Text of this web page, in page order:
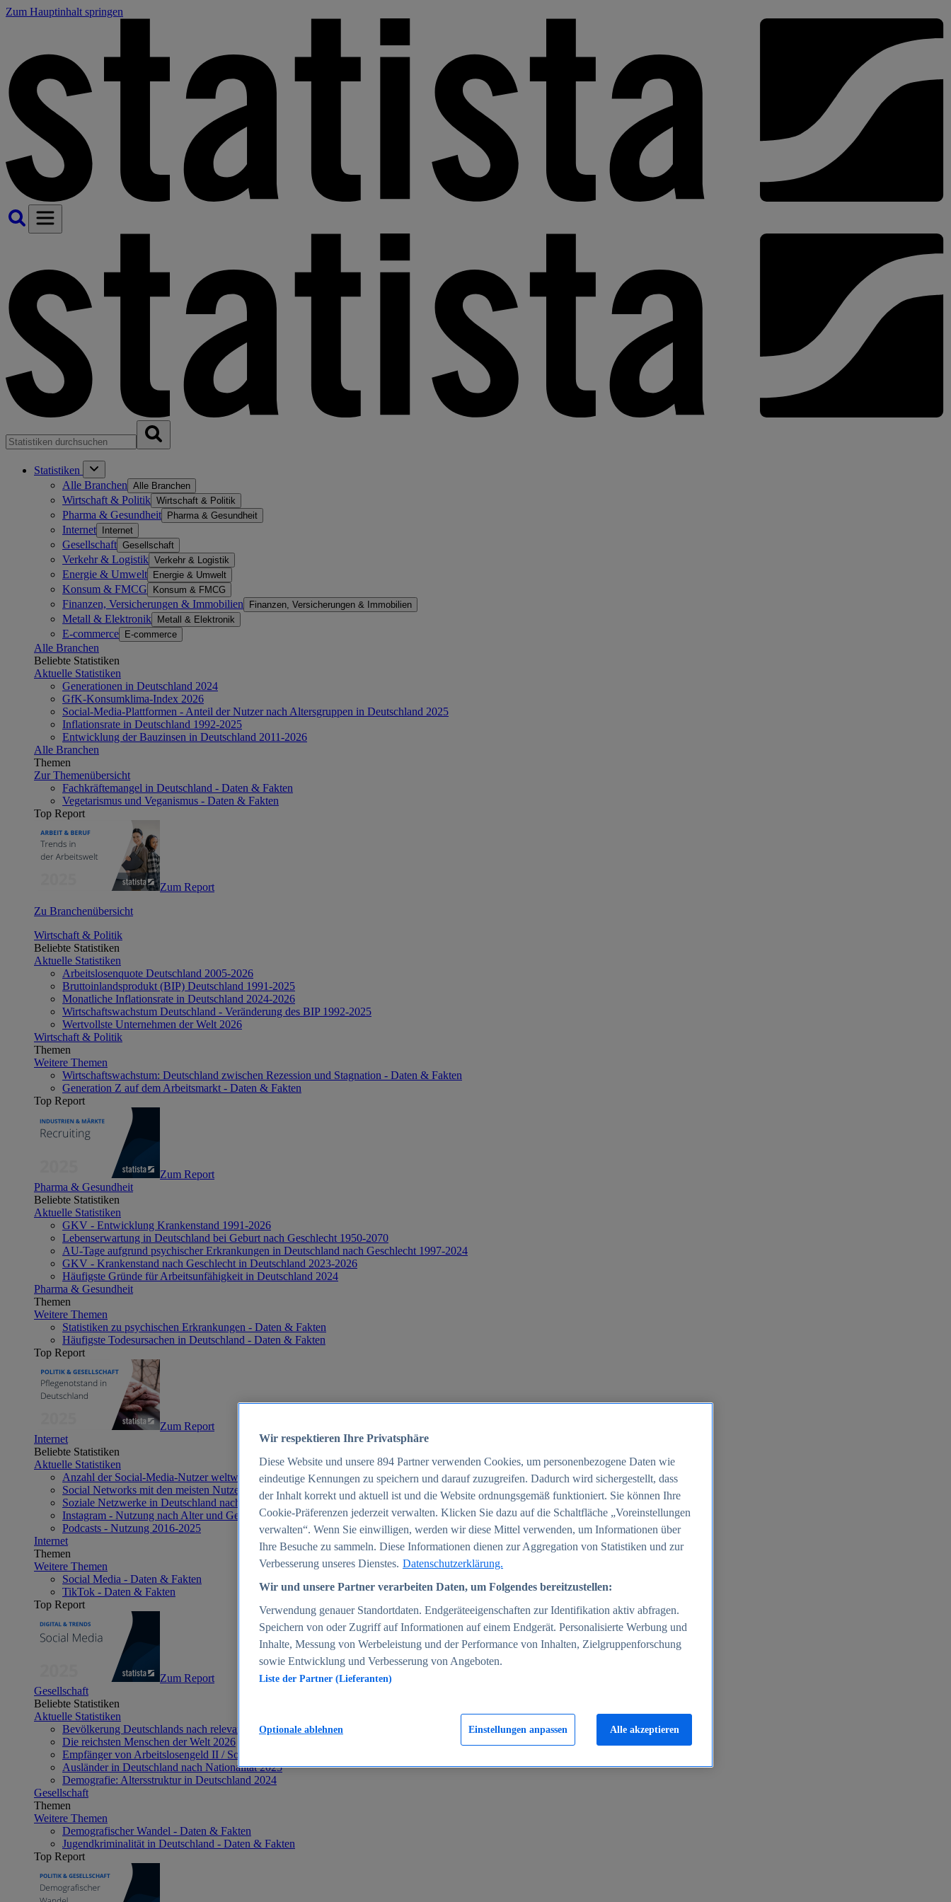
Zum Hauptinhalt springen
Statistiken
Alle Branchen Alle Branchen
Wirtschaft & Politik Wirtschaft & Politik
Pharma & Gesundheit Pharma & Gesundheit
Internet Internet
Gesellschaft Gesellschaft
Verkehr & Logistik Verkehr & Logistik
Energie & Umwelt Energie & Umwelt
Konsum & FMCG Konsum & FMCG
Finanzen, Versicherungen & Immobilien Finanzen, Versicherungen & Immobilien
Metall & Elektronik Metall & Elektronik
E-commerce E-commerce
Alle Branchen
Beliebte Statistiken
Aktuelle Statistiken
Generationen in Deutschland 2024
GfK-Konsumklima-Index 2026
Social-Media-Plattformen - Anteil der Nutzer nach Altersgruppen in Deutschland 2025
Inflationsrate in Deutschland 1992-2025
Entwicklung der Bauzinsen in Deutschland 2011-2026
Alle Branchen
Themen
Zur Themenübersicht
Fachkräftemangel in Deutschland - Daten & Fakten
Vegetarismus und Veganismus - Daten & Fakten
Top Report
Zum Report
Zu Branchenübersicht
Wirtschaft & Politik
Beliebte Statistiken
Aktuelle Statistiken
Arbeitslosenquote Deutschland 2005-2026
Bruttoinlandsprodukt (BIP) Deutschland 1991-2025
Monatliche Inflationsrate in Deutschland 2024-2026
Wirtschaftswachstum Deutschland - Veränderung des BIP 1992-2025
Wertvollste Unternehmen der Welt 2026
Wirtschaft & Politik
Themen
Weitere Themen
Wirtschaftswachstum: Deutschland zwischen Rezession und Stagnation - Daten & Fakten
Generation Z auf dem Arbeitsmarkt - Daten & Fakten
Top Report
Zum Report
Pharma & Gesundheit
Beliebte Statistiken
Aktuelle Statistiken
GKV - Entwicklung Krankenstand 1991-2026
Lebenserwartung in Deutschland bei Geburt nach Geschlecht 1950-2070
AU-Tage aufgrund psychischer Erkrankungen in Deutschland nach Geschlecht 1997-2024
GKV - Krankenstand nach Geschlecht in Deutschland 2023-2026
Häufigste Gründe für Arbeitsunfähigkeit in Deutschland 2024
Pharma & Gesundheit
Themen
Weitere Themen
Statistiken zu psychischen Erkrankungen - Daten & Fakten
Häufigste Todesursachen in Deutschland - Daten & Fakten
Top Report
Zum Report
Internet
Beliebte Statistiken
Aktuelle Statistiken
Anzahl der Social-Media-Nutzer weltweit 2012-2025
Social Networks mit den meisten Nutzern weltweit 2025
Soziale Netzwerke in Deutschland nach Generationen 2025
Instagram - Nutzung nach Alter und Geschlecht in Deutschland 2025
Podcasts - Nutzung 2016-2025
Internet
Themen
Weitere Themen
Social Media - Daten & Fakten
TikTok - Daten & Fakten
Top Report
Zum Report
Gesellschaft
Beliebte Statistiken
Aktuelle Statistiken
Bevölkerung Deutschlands nach relevanten Altersgruppen 2024
Die reichsten Menschen der Welt 2026
Empfänger von Arbeitslosengeld II / Sozialgeld / Bürgergeld in Deutschland 2005-2025
Ausländer in Deutschland nach Nationalität 2025
Demografie: Altersstruktur in Deutschland 2024
Gesellschaft
Themen
Weitere Themen
Demografischer Wandel - Daten & Fakten
Jugendkriminalität in Deutschland - Daten & Fakten
Top Report
Wir respektieren Ihre Privatsphäre
Diese Website und unsere 894 Partner verwenden Cookies, um personenbezogene Daten wie
eindeutige Kennungen zu speichern und darauf zuzugreifen. Dadurch wird sichergestellt, dass
der Inhalt korrekt und aktuell ist und die Website ordnungsgemäß funktioniert. Sie können Ihre
Cookie-Präferenzen jederzeit verwalten. Klicken Sie dazu auf die Schaltfläche „Voreinstellungen
verwalten“. Wenn Sie einwilligen, werden wir diese Mittel verwenden, um Informationen über
Ihre Besuche zu sammeln. Diese Informationen dienen zur Aggregation von Statistiken und zur
Verbesserung unseres Dienstes. Datenschutzerklärung.
Wir und unsere Partner verarbeiten Daten, um Folgendes bereitzustellen:
Verwendung genauer Standortdaten. Endgeräteeigenschaften zur Identifikation aktiv abfragen.
Speichern von oder Zugriff auf Informationen auf einem Endgerät. Personalisierte Werbung und
Inhalte, Messung von Werbeleistung und der Performance von Inhalten, Zielgruppenforschung
sowie Entwicklung und Verbesserung von Angeboten.
Liste der Partner (Lieferanten)
Einstellungen anpassen
Optionale ablehnen Alle akzeptieren